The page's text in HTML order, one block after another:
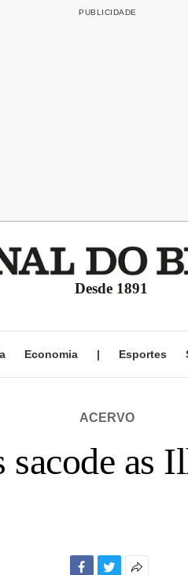
Desde 1891
Economia | Esportes
ACERVO
as